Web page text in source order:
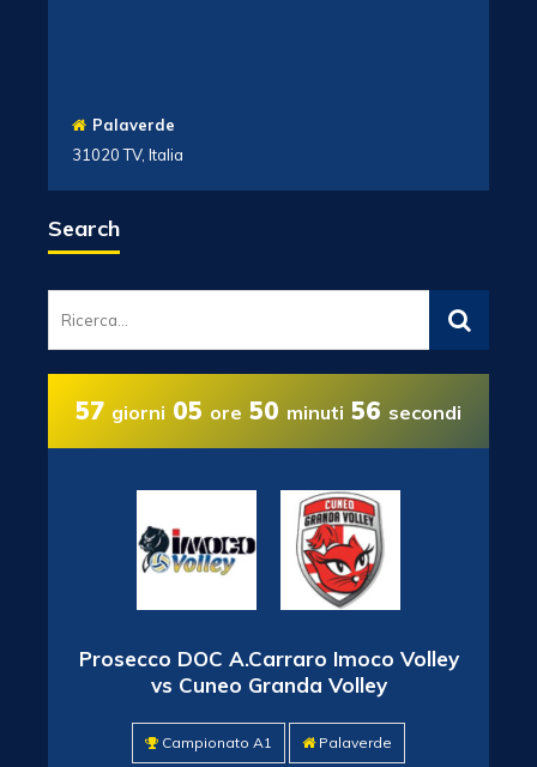
Palaverde
31020 TV, Italia
Search
57 giorni 05 ore 50 minuti 55 secondi
Prosecco DOC A.Carraro Imoco Volley
vs Cuneo Granda Volley
Campionato A1 Palaverde